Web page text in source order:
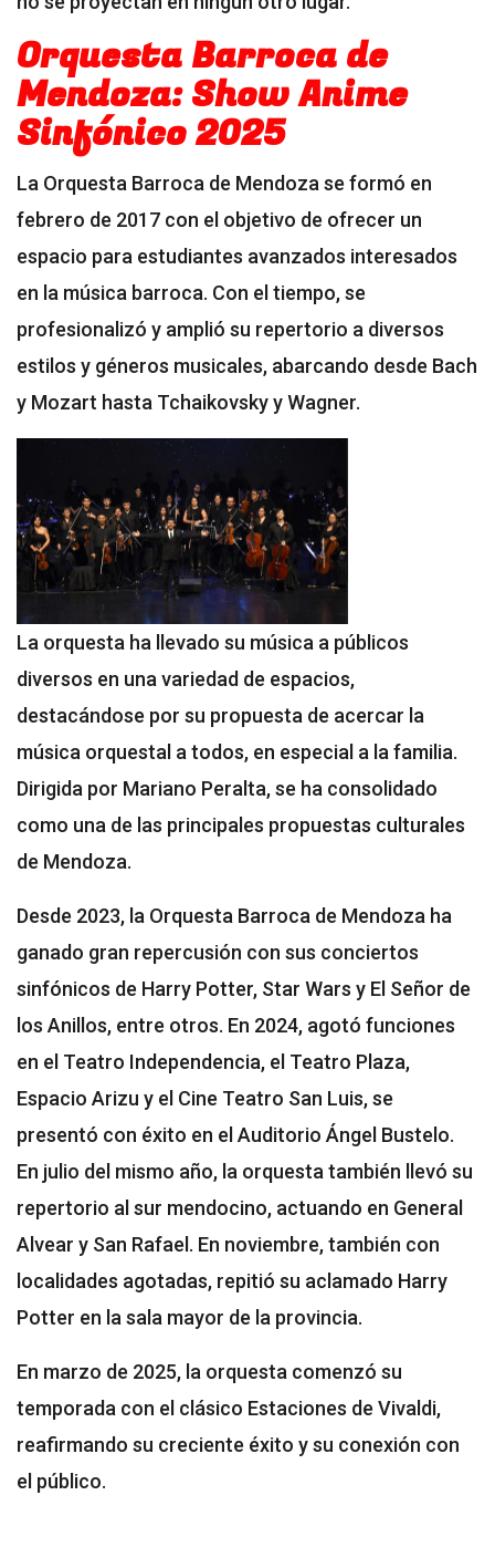
Orquesta Barroca de
Mendoza: Show Anime
Sinfónico 2025
La Orquesta Barroca de Mendoza se formó en
febrero de 2017 con el objetivo de ofrecer un
espacio para estudiantes avanzados interesados
en la música barroca. Con el tiempo, se
profesionalizó y amplió su repertorio a diversos
estilos y géneros musicales, abarcando desde Bach
y Mozart hasta Tchaikovsky y Wagner.
La orquesta ha llevado su música a públicos
diversos en una variedad de espacios,
destacándose por su propuesta de acercar la
música orquestal a todos, en especial a la familia.
Dirigida por Mariano Peralta, se ha consolidado
como una de las principales propuestas culturales
de Mendoza.
Desde 2023, la Orquesta Barroca de Mendoza ha
ganado gran repercusión con sus conciertos
sinfónicos de Harry Potter, Star Wars y El Señor de
los Anillos, entre otros. En 2024, agotó funciones
en el Teatro Independencia, el Teatro Plaza,
Espacio Arizu y el Cine Teatro San Luis, se
presentó con éxito en el Auditorio Ángel Bustelo.
En julio del mismo año, la orquesta también llevó su
repertorio al sur mendocino, actuando en General
Alvear y San Rafael. En noviembre, también con
localidades agotadas, repitió su aclamado Harry
Potter en la sala mayor de la provincia.
En marzo de 2025, la orquesta comenzó su
temporada con el clásico Estaciones de Vivaldi,
reafirmando su creciente éxito y su conexión con
el público.